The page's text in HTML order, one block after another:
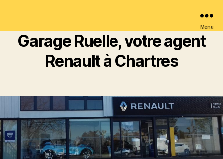
Menu
Garage Ruelle, votre agent
Renault à Chartres